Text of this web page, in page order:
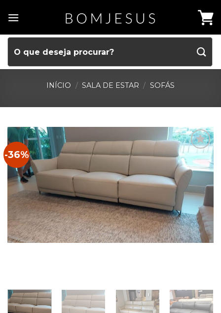
INÍCIO / SALA DE ESTAR / SOFÁS
-36%